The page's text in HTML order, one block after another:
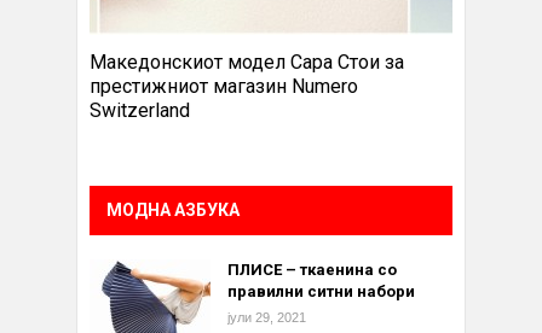
Македонскиот модел Сара Стои за
престижниот магазин Numero
Switzerland
МОДНА АЗБУКА
ПЛИСЕ – ткаенина со
правилни ситни набори
јули 29, 2021